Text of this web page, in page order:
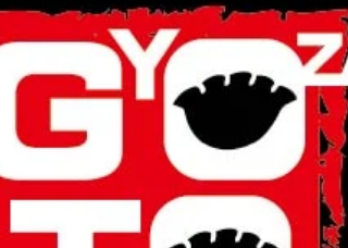
高級黒毛和牛のとろけるようなお肉に、特製
の甘辛い割下、さらに栄養価抜群の濃厚な高
級卵「龍のたまご」が絡み合う極上の一杯。
通常1,980円（税抜）のところ、この日だけ
はなんと特別価格の990円（税抜）でご提
供！1,000円を切る価格で最高級和牛を堪能
できる奇跡のチャンスです。提灯が灯る江戸
情緒あふれる活気ある店内で、お祭り気分を
味わいながら絶品和牛を頬張る非日常体験を
お楽しみください。当日は大変な混雑や完売
が予想されますので、食べログからの事前予
多
完
届けし